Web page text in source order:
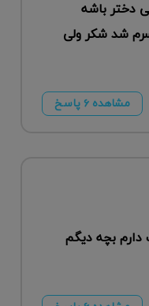
دختر باشه
شد شکر ولی
مشاهده ۶ پاسخ
بچه دیگم